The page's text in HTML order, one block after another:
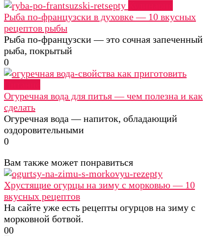
Рыба по-французски в духовке — 10 вкусных
рецептов рыбы
Рыба по-французски — это сочная запеченный
рыба, покрытый
0
Огуречная вода для питья — чем полезна и как
сделать
Огуречная вода — напиток, обладающий
оздоровительными
0
Вам также может понравиться
Хрустящие огурцы на зиму с морковью — 10
вкусных рецептов
На сайте уже есть рецепты огурцов на зиму с
морковной ботвой.
00